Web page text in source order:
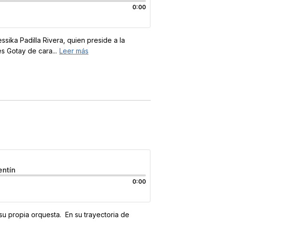
0:00
Padilla Rivera, quien preside a la
Gotay de cara... Leer más
0:00
propia orquesta. En su trayectoria de